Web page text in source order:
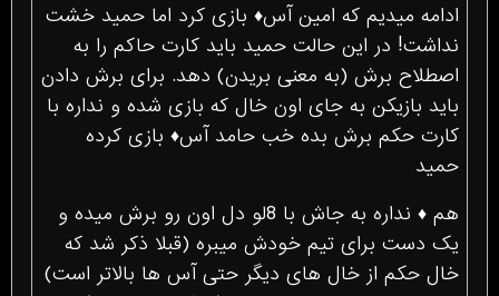
ادامه میدیم که امین آس♦ بازی کرد اما حمید خشت
نداشت! در این حالت حمید باید کارت حاکم را به
اصطلاح برش (به معنی بریدن) دهد. برای برش دادن
باید بازیکن به جای اون خال که بازی شده و نداره با
کارت حکم برش بده خب حامد آس♦ بازی کرده
حمید
هم ♦ نداره به جاش با 8لو دل اون رو برش میده و
یک دست برای تیم خودش میبره (قبلا ذکر شد که
خال حکم از خال های دیگر حتی آس ها بالاتر است)